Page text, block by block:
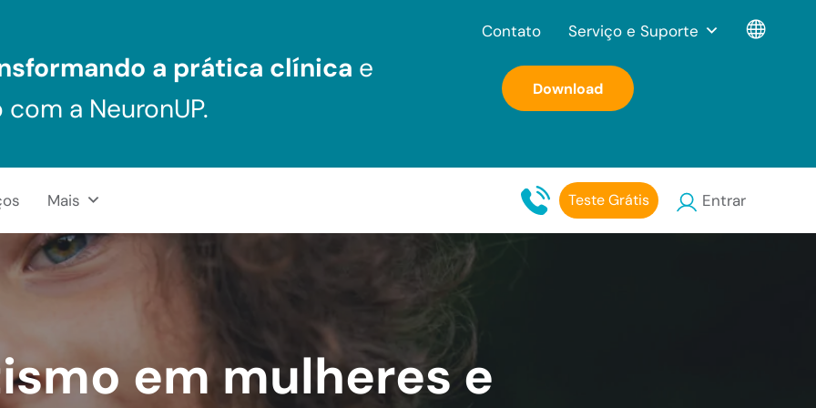
a prática clínica e
a NeuronUP.
Download
Mais Teste Grátis Entrar
Contato Serviço e Suporte
em mulheres e